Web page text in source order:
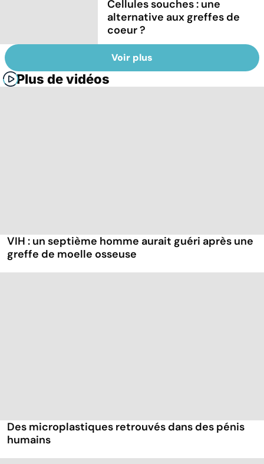
Cellules souches : une
alternative aux greffes de
coeur ?
Voir plus
Plus de vidéos
VIH : un septième homme aurait guéri après une
greffe de moelle osseuse
Des microplastiques retrouvés dans des pénis
humains